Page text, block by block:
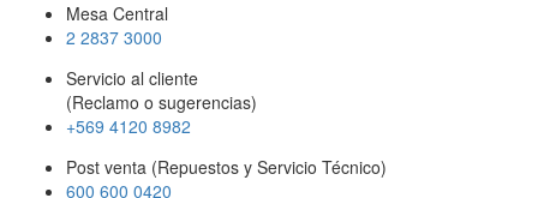
Mesa Central
2 2837 3000
Servicio al cliente
(Reclamo o sugerencias)
+569 4120 8982
Post venta (Repuestos y Servicio Técnico)
600 600 0420